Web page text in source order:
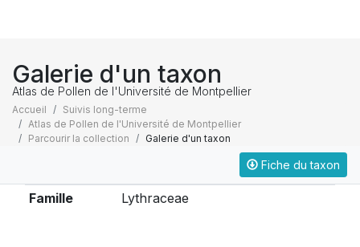
Galerie d'un taxon
Atlas de Pollen de l'Université de Montpellier
Accueil
Suivis long-terme
Atlas de Pollen de l'Université de Montpellier
Parcourir la collection
Galerie d'un taxon
Fiche du taxon
Famille Lythraceae